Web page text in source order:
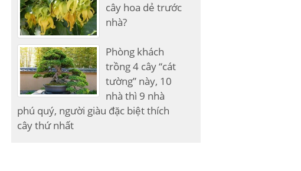
cây hoa dẻ trước
nhà?
Phòng khách
trồng 4 cây “cát
tường” này, 10
nhà thì 9 nhà
phú quý, người giàu đặc biệt thích
cây thứ nhất